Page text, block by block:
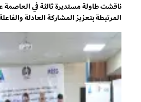
ناقشت طاولة مستديرة ثالثة في
المرتبطة بتعزيز المشاركة العادلة